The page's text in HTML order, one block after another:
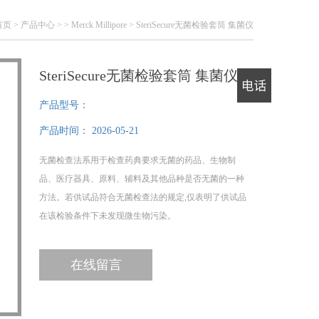
页 > 产品中心 > > Merck Millipore > SteriSecure无菌检验套筒 集菌仪
SteriSecure无菌检验套筒 集菌仪
产品型号：
产品时间： 2026-05-21
无菌检查法系用于检查药典要求无菌的药品、生物制
品、医疗器具、原料、辅料及其他品种是否无菌的一种
方法。若供试品符合无菌检查法的规定,仅表明了供试品
在该检验条件下未发现微生物污染。
生物污染，防止污染的措施不得影响供试品中微生物的
在线留言